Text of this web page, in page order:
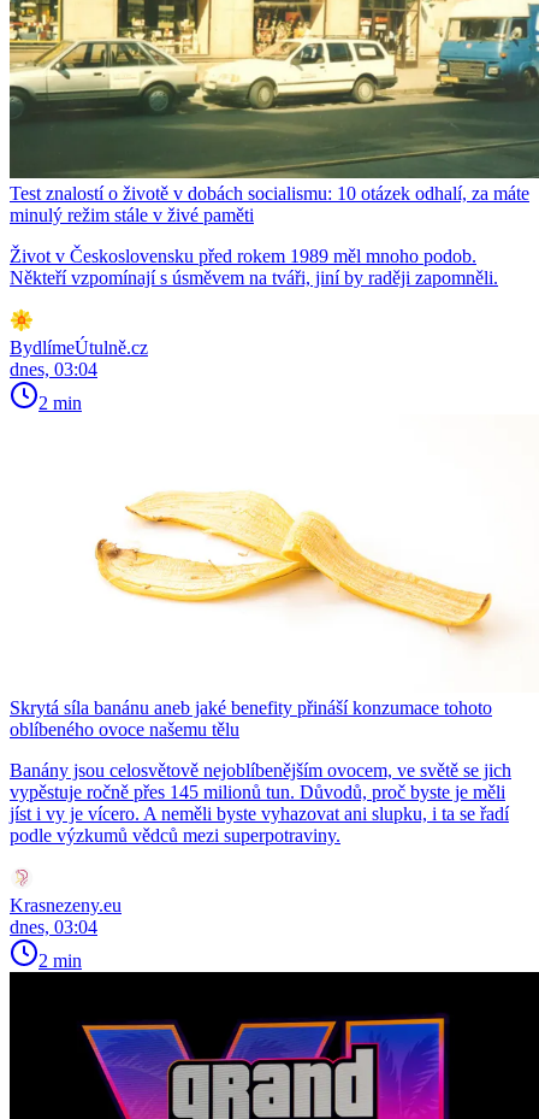
Test znalostí o životě v dobách socialismu: 10 otázek odhalí, za máte
minulý režim stále v živé paměti
Život v Československu před rokem 1989 měl mnoho podob.
Někteří vzpomínají s úsměvem na tváři, jiní by raději zapomněli.
BydlímeÚtulně.cz
dnes, 03:04
2 min
Skrytá síla banánu aneb jaké benefity přináší konzumace tohoto
oblíbeného ovoce našemu tělu
Banány jsou celosvětově nejoblíbenějším ovocem, ve světě se jich
vypěstuje ročně přes 145 milionů tun. Důvodů, proč byste je měli
jíst i vy je vícero. A neměli byste vyhazovat ani slupku, i ta se řadí
podle výzkumů vědců mezi superpotraviny.
Krasnezeny.eu
dnes, 03:04
2 min